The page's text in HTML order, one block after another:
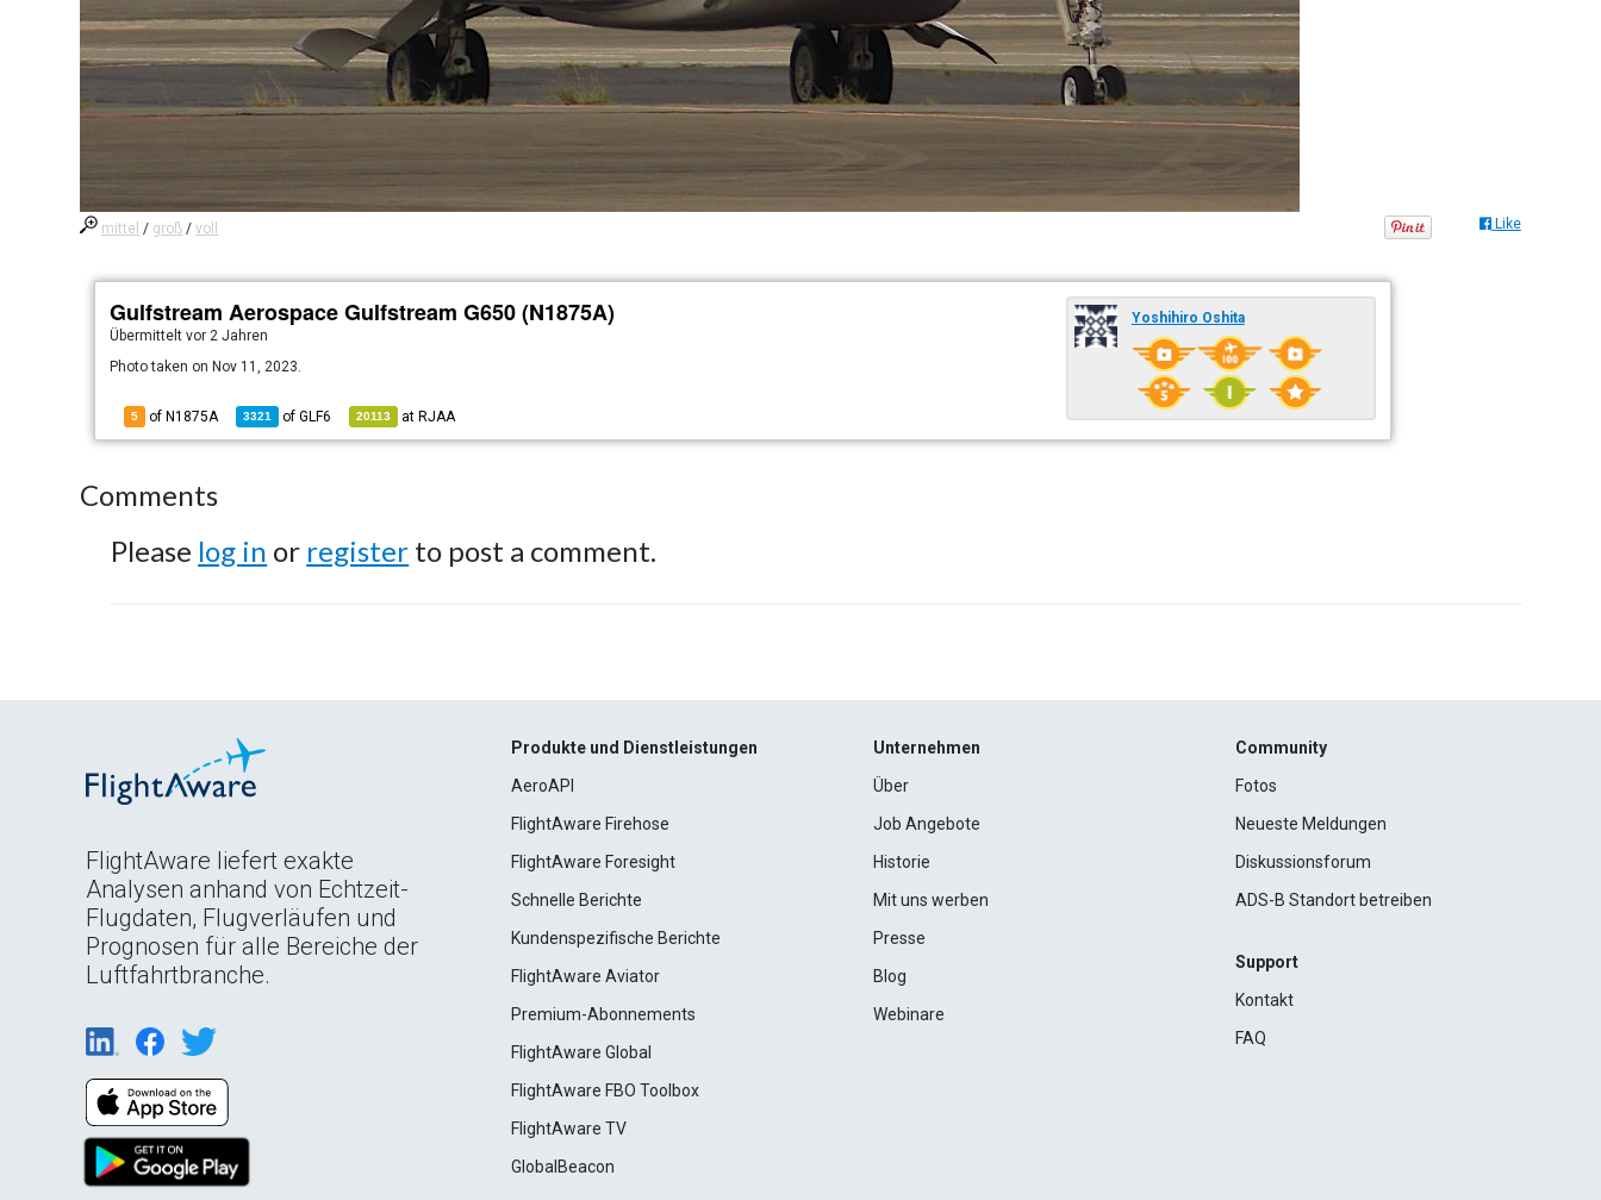
mittel / groß /voll Like
Gulfstream Aerospace Gulfstream G650 (N1875A)
Übermitteltvor 2 Jahren
Photo taken on Nov 11, 2023.
5 of N1875A 3321 ofGLF6 20113 at RJAA
Yoshihiro Oshita
Comments
Please log in or register to post a comment.
FlightAware liefert exakte
Analysen anhand von Echtzeit-
Flugdaten, Flugverläufen und
Prognosen für alle Bereiche der
Luftfahrtbranche.
Produkte und Dienstleistungen
AeroAPI
FlightAware Firehose
FlightAware Foresight
Schnelle Berichte
Kundenspezifische Berichte
FlightAware Aviator
Premium-Abonnements
FlightAware Global
FlightAware FBO Toolbox
FlightAware TV
GlobalBeacon
Unternehmen
Über
Job Angebote
Historie
Mit uns werben
Presse
Blog
Webinare
Community
Fotos
Neueste Meldungen
Diskussionsforum
ADS-B Standort betreiben
Support
Kontakt
FAQ